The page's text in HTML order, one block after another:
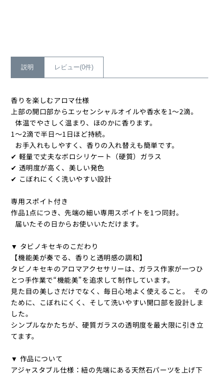
の
数
を
減
ら
す
の
数
を
増
や
す
説明 レビュー(0件)
香りを楽しむアロマ仕様
上部の開口部からエッセンシャルオイルや香水を1～2滴。
体温でやさしく温まり、ほのかに香ります。
1～2滴で半日〜1日ほど持続。
お手入れもしやすく、香りの入れ替えも簡単です。
✔ 軽量で丈夫なボロシリケート（硬質）ガラス
✔ 透明度が高く、美しい発色
✔ こぼれにくく洗いやすい設計
専用スポイト付き
作品1点につき、先端の細い専用スポイトを1つ同封。
届いたその日からお使いいただけます。
▼ タビノキセキのこだわり
【機能美が奏でる、香りと透明感の調和】
タビノキセキのアロマアクセサリーは、ガラス作家が一つひ
とつ手作業で“機能美”を追求して制作しています。
見た目の美しさだけでなく、毎日心地よく使えること。 その
ために、こぼれにくく、そして洗いやすい開口部を設計しま
した。
シンプルなかたちが、硬質ガラスの透明度を最大限に引き立
てます。
▼ 作品について
アジャスタブル仕様：紐の先端にある天然石パーツを上げ下